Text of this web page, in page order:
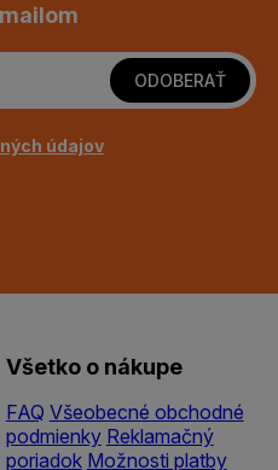
ODOBERAŤ
údajov
Všetko o nákupe
FAQ Všeobecné obchodné
podmienky Reklamačný
poriadok Možnosti platby